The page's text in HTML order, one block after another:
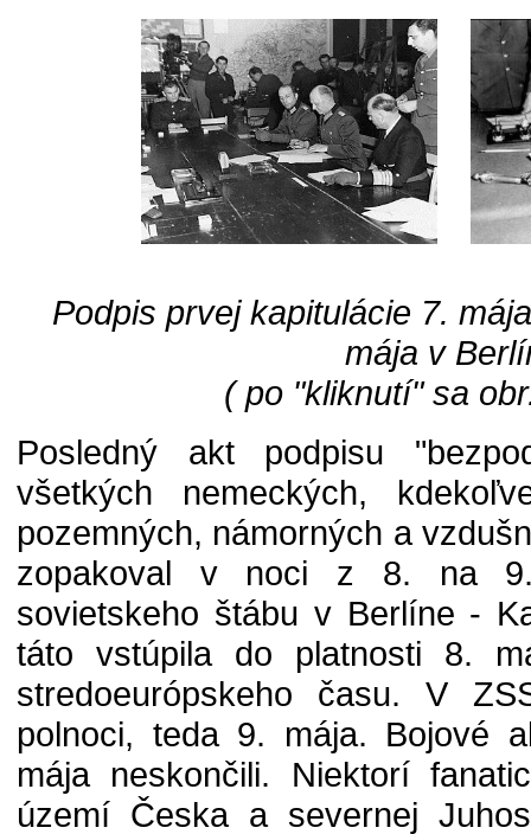
Podpis prvej kapitulácie 7.
mája v
( po "kliknutí" sa
Posledný akt podpisu
všetkých nemeckých,
pozemných, námorných a
zopakoval v noci z 8. na
sovietskeho štábu v Berlíne -
táto vstúpila do platnosti 8.
stredoeurópskeho času. V
polnoci, teda 9. mája. Bojové
mája neskončili. Niektorí
území Česka a severnej